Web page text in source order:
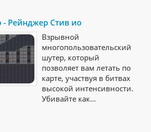
- Рейнджер Стив ио
Взрывной
многопользовательский
шутер, который
позволяет вам летать по
карте, участвуя в битвах
высокой интенсивности.
Убивайте как...